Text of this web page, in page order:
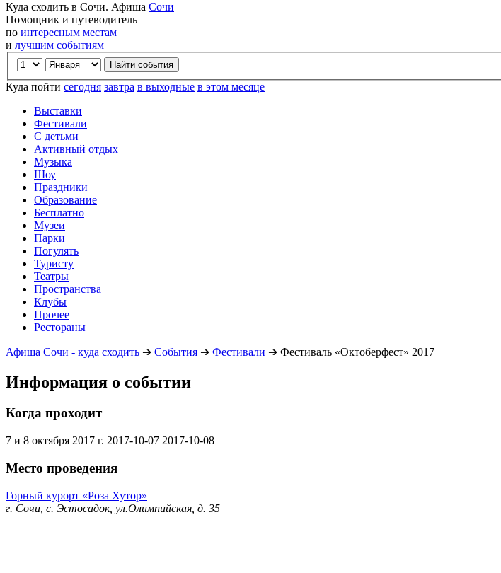
Куда сходить в Сочи. Афиша Сочи
Помощник и путеводитель
по интересным местам
и лучшим событиям
Куда пойти сегодня завтра в выходные в этом месяце
Выставки
Фестивали
С детьми
Активный отдых
Музыка
Шоу
Праздники
Образование
Бесплатно
Музеи
Парки
Погулять
Туристу
Театры
Пространства
Клубы
Прочее
Рестораны
Афиша Сочи - куда сходить ➔ События ➔ Фестивали ➔ Фестиваль «Октоберфест» 2017
Информация о событии
Когда проходит
7 и 8 октября 2017 г. 2017-10-07 2017-10-08
Место проведения
Горный курорт «Роза Хутор»
г. Сочи, с. Эстосадок, ул.Олимпийская, д. 35